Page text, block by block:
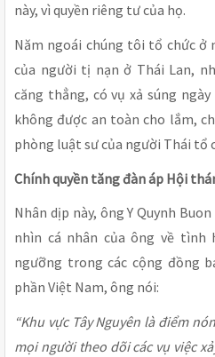
này, vì quyền riêng tư của họ.
Năm ngoái chúng tôi tổ chức
của người tị nạn ở Thái Lan,
căng thẳng, có vụ xả súng
không được an toàn cho lắm,
phòng luật sư của người Thái tổ
Chính quyền tăng đàn áp Hội
Nhân dịp này, ông Y Quynh
nhìn cá nhân của ông về
ngưỡng trong các cộng đồng
phần Việt Nam, ông nói:
“Khu vực Tây Nguyên là điểm
mọi người theo dõi các vụ việc